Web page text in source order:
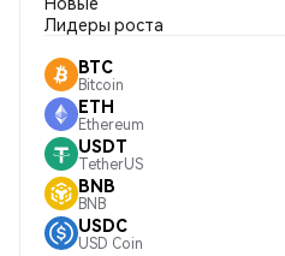
Лидеры роста
BTC
Bitcoin
ETH
Ethereum
USDT
TetherUS
BNB
BNB
USDC
USD Coin